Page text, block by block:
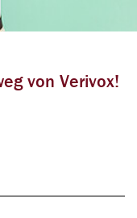
von Verivox!